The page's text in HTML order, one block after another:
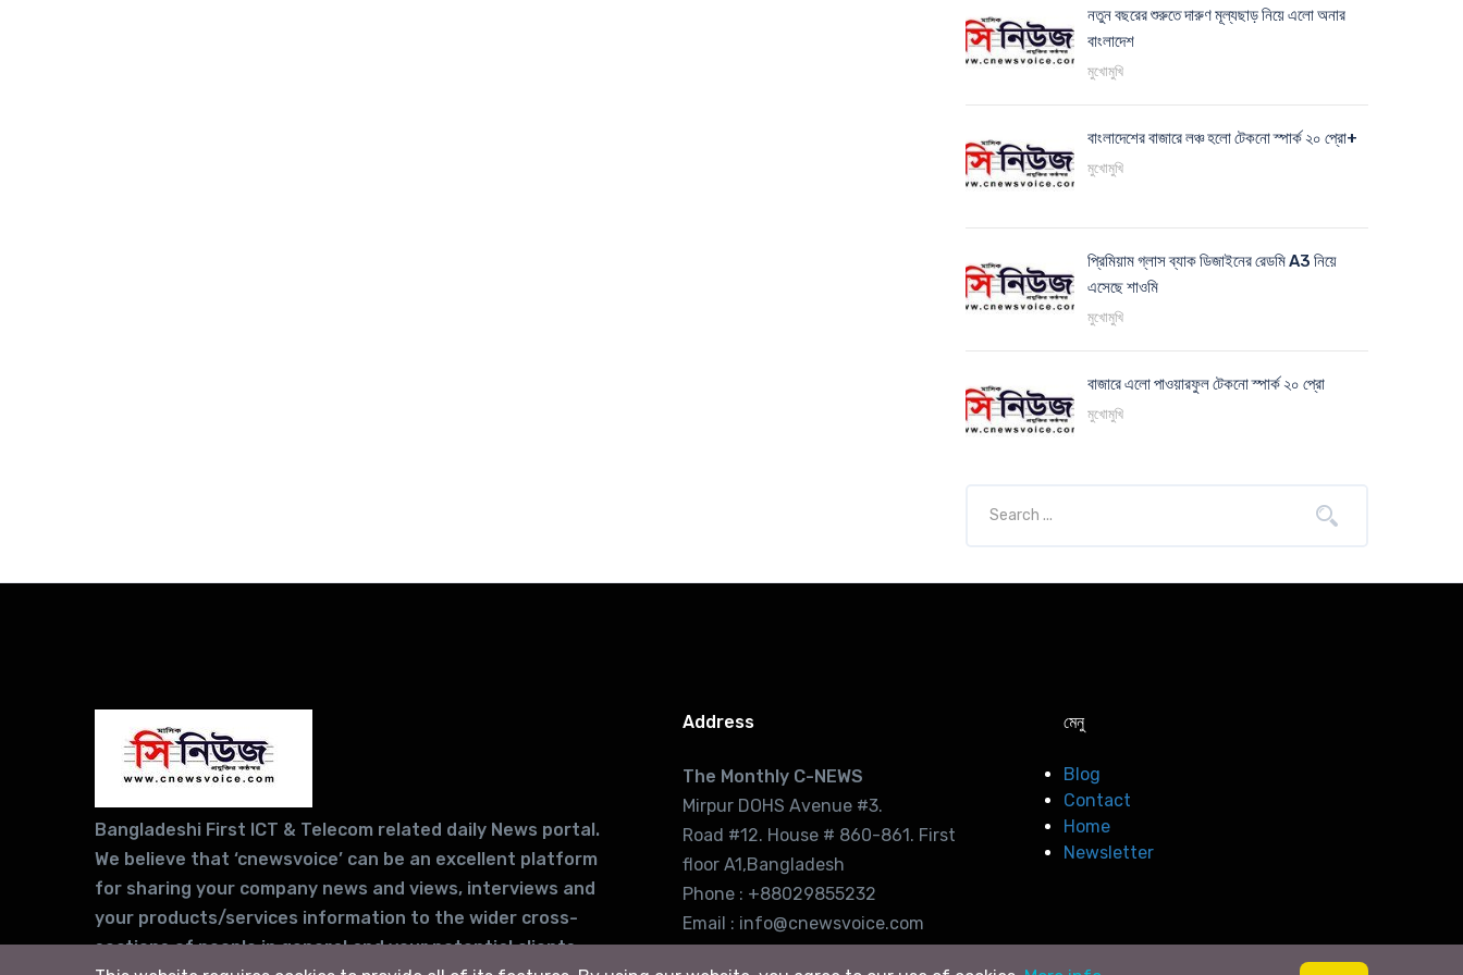
নতুন বছরের শুরুতে দারুণ মূল্যছাড় নিয়ে এলো অনার
বাংলাদেশ
মুখোমুখি
বাংলাদেশের বাজারে লঞ্চ হলো টেকনো স্পার্ক ২০ প্রো+
মুখোমুখি
প্রিমিয়াম গ্লাস ব্যাক ডিজাইনের রেডমি A3 নিয়ে
এসেছে শাওমি
মুখোমুখি
বাজারে এলো পাওয়ারফুল টেকনো স্পার্ক ২০ প্রো
মুখোমুখি
Bangladeshi First ICT & Telecom related daily News portal.
We believe that ‘cnewsvoice’ can be an excellent platform
for sharing your company news and views, interviews and
your products/services information to the wider cross-
sections of people in general and your potential clients
Address
The Monthly C-NEWS
Mirpur DOHS Avenue #3.
Road #12. House # 860-861. First
floor A1,Bangladesh
Phone : +88029855232
Email : info@cnewsvoice.com
মেনু
Blog
Contact
Home
Newsletter